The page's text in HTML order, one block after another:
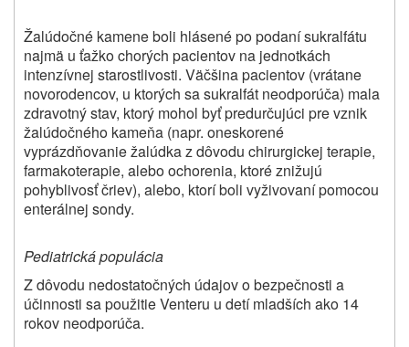
Žalúdočné kamene boli hlásené po podaní sukralfátu
najmä u ťažko chorých pacientov na jednotkách
intenzívnej starostlivosti. Väčšina pacientov (vrátane
novorodencov, u ktorých sa sukralfát neodporúča) mala
zdravotný stav, ktorý mohol byť predurčujúci pre vznik
žalúdočného kameňa (napr. oneskorené
vyprázdňovanie žalúdka z dôvodu chirurgickej terapie,
farmakoterapie, alebo ochorenia, ktoré znižujú
pohyblivosť čriev), alebo, ktorí boli vyživovaní pomocou
enterálnej sondy.
Pediatrická populácia
Z dôvodu nedostatočných údajov o bezpečnosti a
účinnosti sa použitie Venteru u detí mladších ako 14
rokov neodporúča.